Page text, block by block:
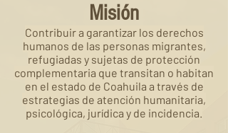
Misión
Contribuir a garantizar los derechos
humanos de las personas migrantes,
refugiadas y sujetas de protección
complementaria que transitan o habitan
en el estado de Coahuila a través de
estrategias de atención humanitaria,
psicológica, jurídica y de incidencia.